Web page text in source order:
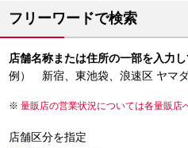
フリーワードで検索
店舗名称または住所の一部を入力
例） 新宿、東池袋、浪速区 ヤマ
量販店の営業状況については各量販店
店舗区分を指定